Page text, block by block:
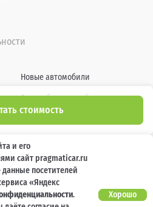
стоимость
Новые автомобили
Автомобили с пробегом
Кузовной ремонт
Блог
и его
сайт pragmaticar.ru
посетителей
«Яндекс
.
Хорошо